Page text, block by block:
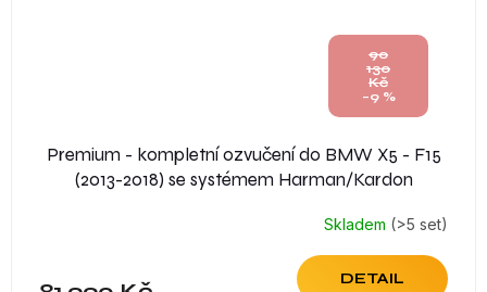
90
130
Kč
–9 %
Premium - kompletní ozvučení do BMW X5 - F15
(2013-2018) se systémem Harman/Kardon
Skladem (>5 set)
DETAIL